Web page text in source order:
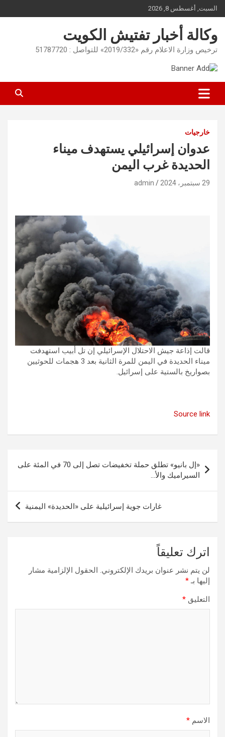
Skip
to
content
السبت, أغسطس 8, 2026
وكالة أخبار تفتيش الكويت
ترخيص وزارة الاعلام رقم «2019/332» للتواصل : 51787720
خارجيات
عدوان إسرائيلي يستهدف ميناء
الحديدة غرب اليمن
29 سبتمبر، 2024 admin
قالت إذاعة جيش الاحتلال الإسرائيلي إن تل أبيب استهدفت
ميناء الحديدة في اليمن للمرة الثانية بعد 3 هجمات للحوثيين
بصواريخ بالستية على إسرائيل.
Source link
المقالات
«إل بانيو» تطلق حملة تخفيضات تصل إلى 70 في المئة على
السيراميك والأ…
غارات جوية إسرائيلية على «الحديدة» اليمنية
اترك تعليقاً
لن يتم نشر عنوان بريدك الإلكتروني. الحقول الإلزامية مشار
إليها بـ*
التعليق *
الاسم *